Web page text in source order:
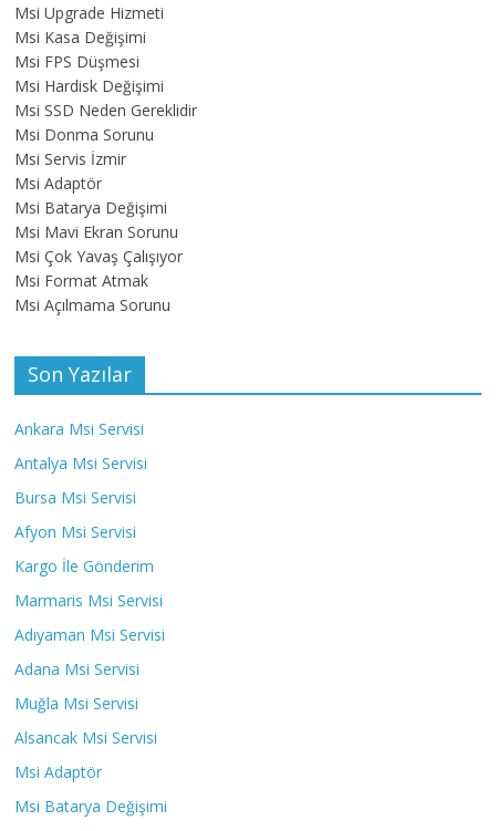
Msi Upgrade Hizmeti
Msi Kasa Değişimi
Msi FPS Düşmesi
Msi Hardisk Değişimi
Msi SSD Neden Gereklidir
Msi Donma Sorunu
Msi Servis İzmir
Msi Adaptör
Msi Batarya Değişimi
Msi Mavi Ekran Sorunu
Msi Çok Yavaş Çalışıyor
Msi Format Atmak
Msi Açılmama Sorunu
Son Yazılar
Ankara Msi Servisi
Antalya Msi Servisi
Bursa Msi Servisi
Afyon Msi Servisi
Kargo İle Gönderim
Marmaris Msi Servisi
Adıyaman Msi Servisi
Adana Msi Servisi
Muğla Msi Servisi
Alsancak Msi Servisi
Msi Adaptör
Msi Batarya Değişimi